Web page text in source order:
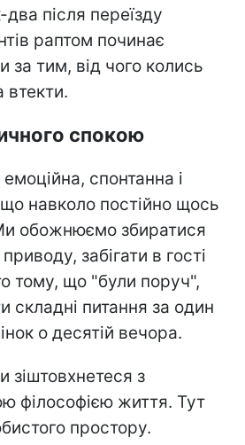
після переїзду
раптом починає
за тим, від чого колись
втекти.
спокою
емоційна, спонтанна і
навколо постійно щось
обожнюємо збиратися
забігати в гості
тому, що "були поруч",
складні питання за один
о десятій вечора.
зіштовхнетеся з
філософією життя. Тут
простору.